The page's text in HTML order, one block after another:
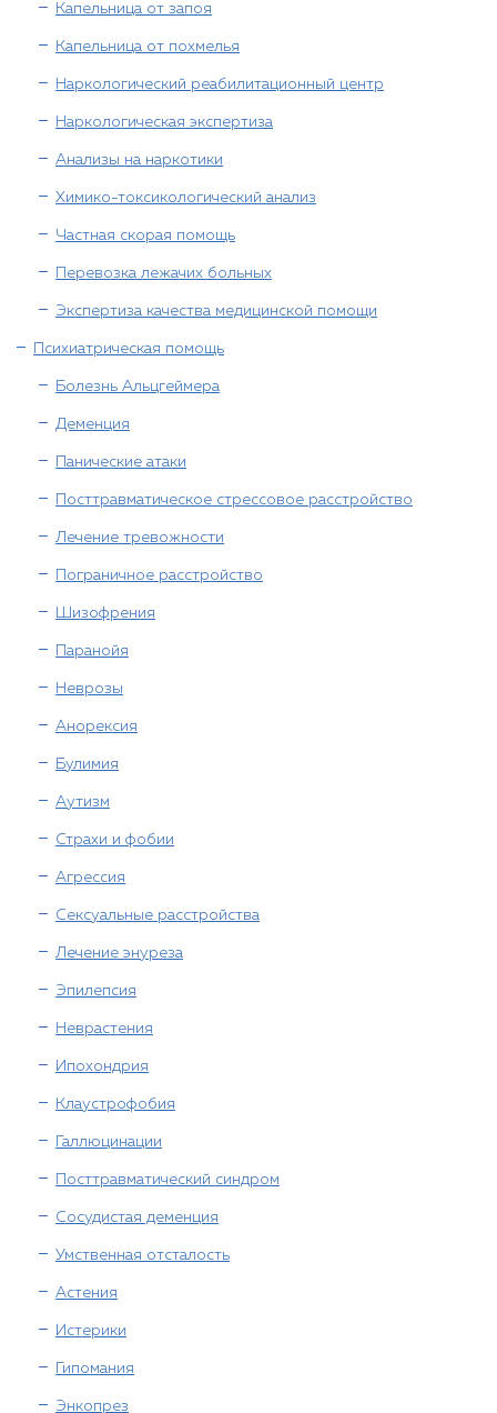
Капельница от запоя
Капельница от похмелья
Наркологический реабилитационный центр
Наркологическая экспертиза
Анализы на наркотики
Химико-токсикологический анализ
Частная скорая помощь
Перевозка лежачих больных
Экспертиза качества медицинской помощи
Психиатрическая помощь
Болезнь Альцгеймера
Деменция
Панические атаки
Посттравматическое стрессовое расстройство
Лечение тревожности
Пограничное расстройство
Шизофрения
Паранойя
Неврозы
Анорексия
Булимия
Аутизм
Страхи и фобии
Агрессия
Сексуальные расстройства
Лечение энуреза
Эпилепсия
Неврастения
Ипохондрия
Клаустрофобия
Галлюцинации
Посттравматический синдром
Сосудистая деменция
Умственная отсталость
Астения
Истерики
Гипомания
Энкопрез